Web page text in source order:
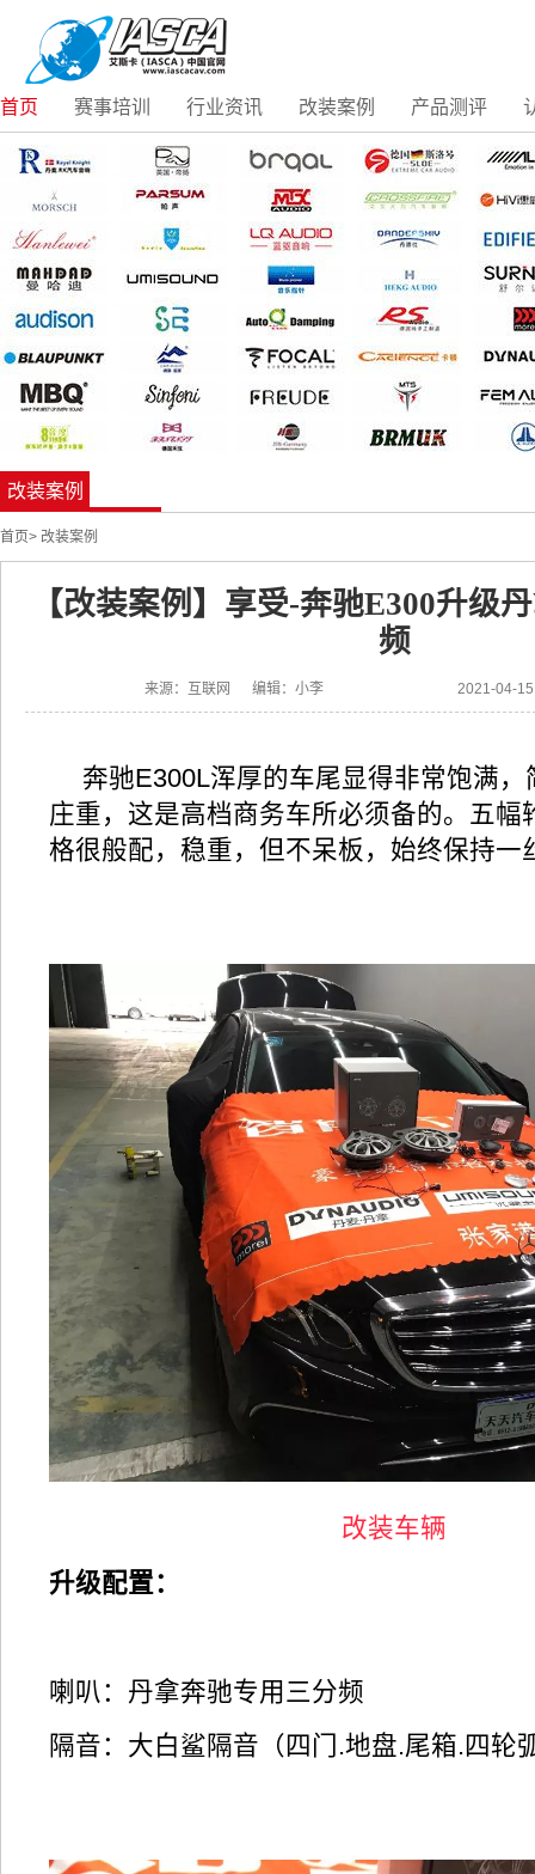
首页 赛事培训 行业资讯 改装案例 产品测评
改装案例
首页> 改装案例
【改装案例】享受-奔驰E300升级
频
来源：互联网 编辑：小李 2021-04-
奔驰E300L浑厚的车尾显得非常饱满
庄重，这是高档商务车所必须备的。五幅
格很般配，稳重，但不呆板，始终保持一
改装车辆
升级配置：
喇叭：丹拿奔驰专用三分频
隔音：大白鲨隔音（四门.地盘.尾箱.四轮